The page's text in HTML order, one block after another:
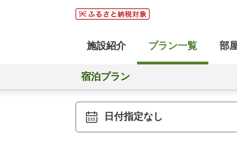
施設紹介 プラン一覧 部
宿泊プラン
日付指定なし